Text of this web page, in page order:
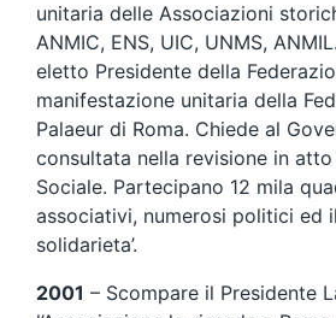
unitaria delle Associazioni
ANMIC, ENS, UIC, UNMS,
eletto Presidente della
manifestazione unitaria della
Palaeur di Roma. Chiede al
consultata nella revisione in
Sociale. Partecipano 12 mila
associativi, numerosi politici ed
solidarieta’.
2001 – Scompare il Presidente